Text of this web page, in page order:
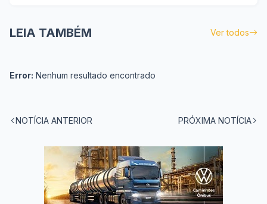
LEIA TAMBÉM Ver todos
Error: Nenhum resultado encontrado
NOTÍCIA ANTERIOR PRÓXIMA NOTÍCIA